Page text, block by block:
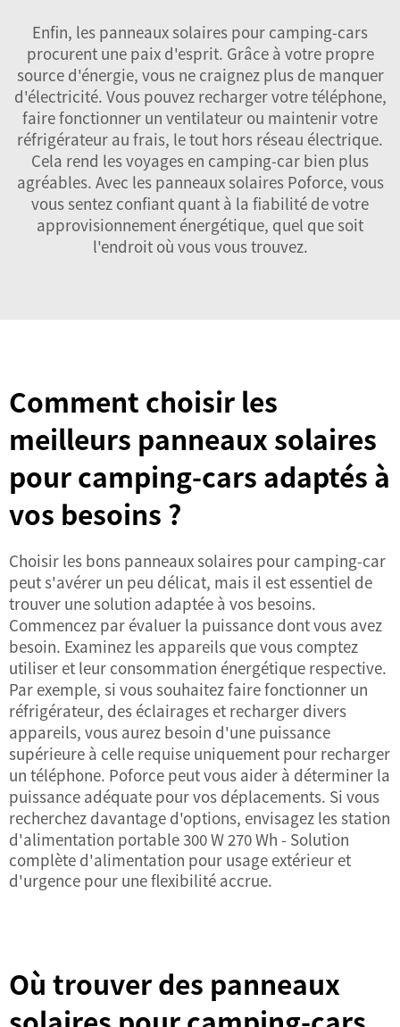
Enfin, les panneaux solaires pour camping-cars
procurent une paix d'esprit. Grâce à votre propre
source d'énergie, vous ne craignez plus de manquer
d'électricité. Vous pouvez recharger votre téléphone,
faire fonctionner un ventilateur ou maintenir votre
réfrigérateur au frais, le tout hors réseau électrique.
Cela rend les voyages en camping-car bien plus
agréables. Avec les panneaux solaires Poforce, vous
vous sentez confiant quant à la fiabilité de votre
approvisionnement énergétique, quel que soit
l'endroit où vous vous trouvez.
Comment choisir les
meilleurs panneaux solaires
pour camping-cars adaptés à
vos besoins ?
Choisir les bons panneaux solaires pour camping-car
peut s'avérer un peu délicat, mais il est essentiel de
trouver une solution adaptée à vos besoins.
Commencez par évaluer la puissance dont vous avez
besoin. Examinez les appareils que vous comptez
utiliser et leur consommation énergétique respective.
Par exemple, si vous souhaitez faire fonctionner un
réfrigérateur, des éclairages et recharger divers
appareils, vous aurez besoin d'une puissance
supérieure à celle requise uniquement pour recharger
un téléphone. Poforce peut vous aider à déterminer la
puissance adéquate pour vos déplacements. Si vous
recherchez davantage d'options, envisagez lesstation
d'alimentation portable 300 W 270 Wh - Solution
complète d'alimentation pour usage extérieur et
d'urgence pour une flexibilité accrue.
Où trouver des panneaux